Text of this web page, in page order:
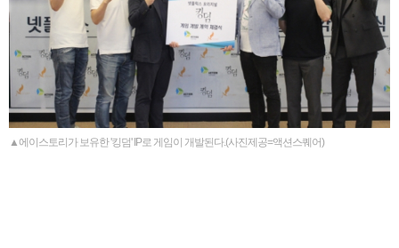
▲에이스토리가 보유한 '킹덤' IP로 게임이 개발된다.(사진제공=액션스퀘어)